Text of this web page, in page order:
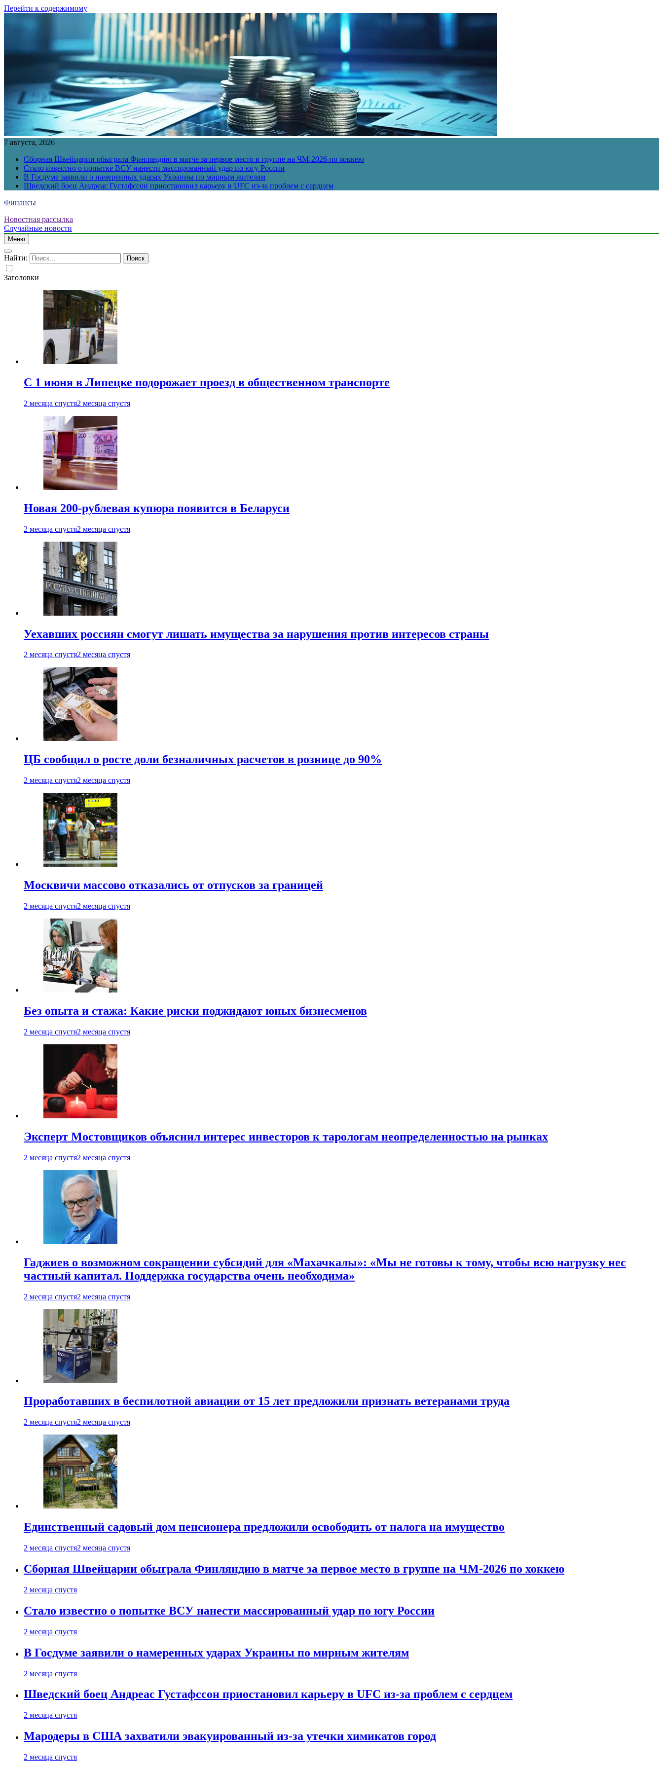
Перейти к содержимому
7 августа, 2026
Сборная Швейцарии обыграла Финляндию в матче за первое место в группе на ЧМ-2026 по хоккею
Стало известно о попытке ВСУ нанести массированный удар по югу России
В Госдуме заявили о намеренных ударах Украины по мирным жителям
Шведский боец Андреас Густафссон приостановил карьеру в UFC из-за проблем с сердцем
Финансы
Новостная рассылка
Случайные новости
Меню
Найти:
Заголовки
С 1 июня в Липецке подорожает проезд в общественном транспорте
2 месяца спустя2 месяца спустя
Новая 200-рублевая купюра появится в Беларуси
2 месяца спустя2 месяца спустя
Уехавших россиян смогут лишать имущества за нарушения против интересов страны
2 месяца спустя2 месяца спустя
ЦБ сообщил о росте доли безналичных расчетов в рознице до 90%
2 месяца спустя2 месяца спустя
Москвичи массово отказались от отпусков за границей
2 месяца спустя2 месяца спустя
Без опыта и стажа: Какие риски поджидают юных бизнесменов
2 месяца спустя2 месяца спустя
Эксперт Мостовщиков объяснил интерес инвесторов к тарологам неопределенностью на рынках
2 месяца спустя2 месяца спустя
Гаджиев о возможном сокращении субсидий для «Махачкалы»: «Мы не готовы к тому, чтобы всю нагрузку нес
частный капитал. Поддержка государства очень необходима»
2 месяца спустя2 месяца спустя
Проработавших в беспилотной авиации от 15 лет предложили признать ветеранами труда
2 месяца спустя2 месяца спустя
Единственный садовый дом пенсионера предложили освободить от налога на имущество
2 месяца спустя2 месяца спустя
Сборная Швейцарии обыграла Финляндию в матче за первое место в группе на ЧМ-2026 по хоккею
2 месяца спустя
Стало известно о попытке ВСУ нанести массированный удар по югу России
2 месяца спустя
В Госдуме заявили о намеренных ударах Украины по мирным жителям
2 месяца спустя
Шведский боец Андреас Густафссон приостановил карьеру в UFC из-за проблем с сердцем
2 месяца спустя
Мародеры в США захватили эвакуированный из-за утечки химикатов город
2 месяца спустя